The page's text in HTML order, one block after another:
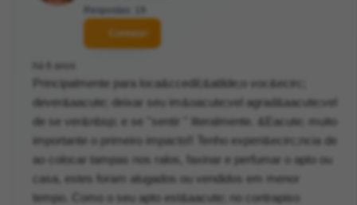
Respostas: 19
Contatar
há 6 anos
Principalmente para loca&ccedil;&atilde;o voc&ecirc;
dever&aacute; deixar seu im&oacute;vel agrad&aacute;vel
de se ver&nbsp; e se ''sentir '' literalmente. &Eacute; muito
importante o primeiro impacto!! Tenho experi&ecirc;ncia de
ao colocar tampas nos ralos, faxinar e perfumar o apto ou
casa, estes foram alugados ou vendidos em menor
tempo. Como o seu apto est&aacute; no contrapiso